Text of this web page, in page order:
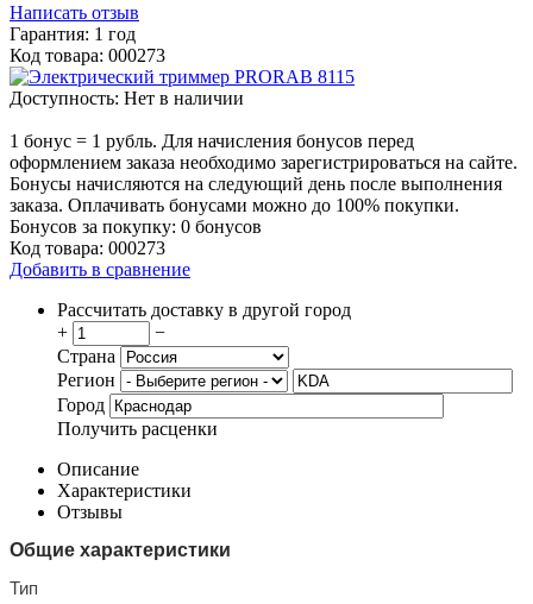
Написать отзыв
Гарантия: 1 год
Код товара: 000273
Доступность: Нет в наличии
1 бонус = 1 рубль. Для начисления бонусов перед
оформлением заказа необходимо зарегистрироваться на сайте.
Бонусы начисляются на следующий день после выполнения
заказа. Оплачивать бонусами можно до 100% покупки.
Бонусов за покупку: 0 бонусов
Код товара: 000273
Добавить в сравнение
Рассчитать доставку в другой город
+
−
Страна
Регион
Город
Получить расценки
Описание
Характеристики
Отзывы
Общие характеристики
Тип